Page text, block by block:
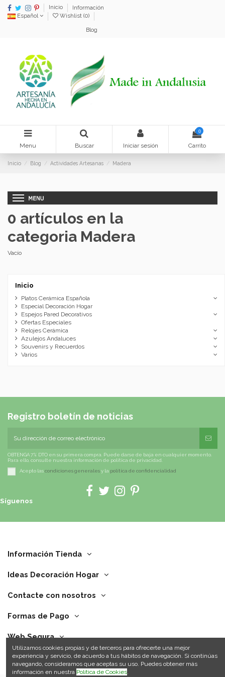
Inicio
Información
Español
Wishlist (0)
Blog
Menu Buscar Iniciar sesión
0
Carrito
Inicio Blog Actividades Artesanas Madera
0 artículos en la
categoria Madera
Vacío
Inicio
Platos Cerámica Española
Especial Decoración Hogar
Espejos Pared Decorativos
Ofertas Especiales
Relojes Cerámica
Azulejos Andaluces
Souvenirs y Recuerdos
Varios
Registro boletín de noticias
OBTENGA 7% DTO en su primera compra. Puede darse de baja en cualquier momento.
Para ello, consulte nuestra información de política de privacidad.
Acepto lascondiciones generalesy la política de confidencialidad
Síguenos
Información Tienda
Ideas Decoración Hogar
Contacte con nosotros
Formas de Pago
Web Segura
Utilizamos cookies propias y de terceros para ofrecerte una mejor
experiencia y servicio, de acuerdo a tus hábitos de navegación. Si continúas
navegando, consideramos que aceptas su uso. Puedes obtener más
información en nuestra Política de Cookies.